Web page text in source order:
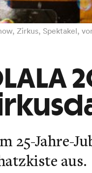
Zirkus, Spektakel,
25-Jahre-
aus.